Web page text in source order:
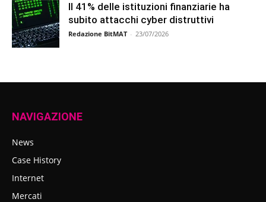
Il 41% delle istituzioni finanziarie ha
subito attacchi cyber distruttivi
Redazione BitMAT - 23/07/2026
NAVIGAZIONE
News
Case History
Internet
Mercati